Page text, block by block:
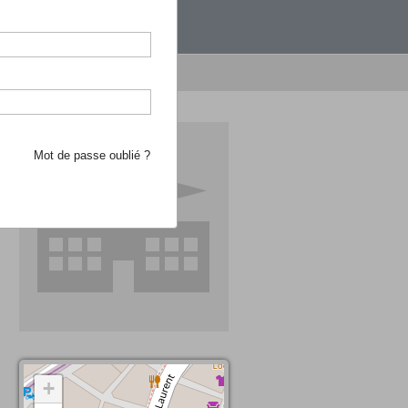
recherche d'école
+
Mot de passe oublié ?